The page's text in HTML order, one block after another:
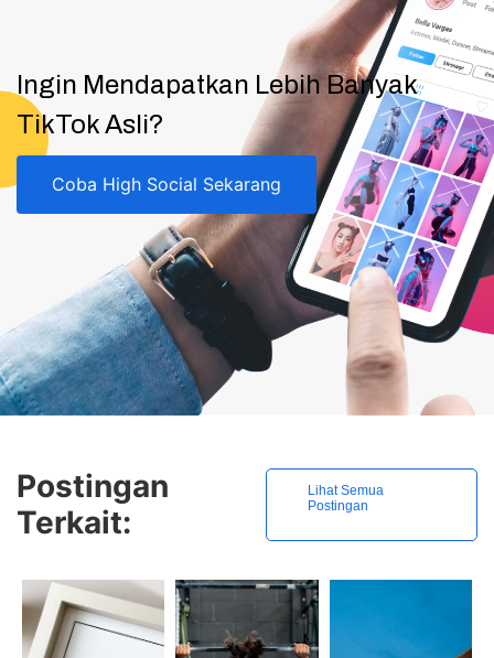
Ingin Mendapatkan Lebih Banyak
TikTok Asli?
Coba High Social Sekarang
Postingan
Terkait:
Lihat Semua
Postingan